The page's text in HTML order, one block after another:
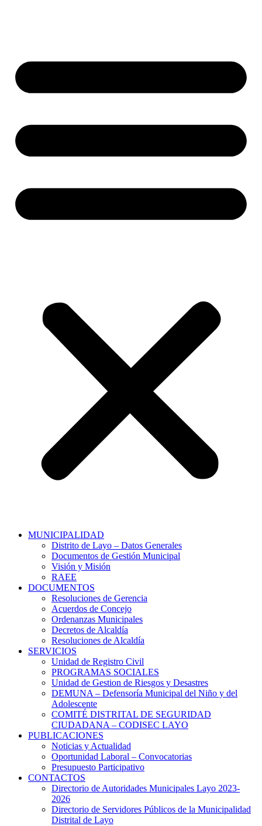
MUNICIPALIDAD
Distrito de Layo – Datos Generales
Documentos de Gestión Municipal
Visión y Misión
RAEE
DOCUMENTOS
Resoluciones de Gerencia
Acuerdos de Concejo
Ordenanzas Municipales
Decretos de Alcaldía
Resoluciones de Alcaldía
SERVICIOS
Unidad de Registro Civil
PROGRAMAS SOCIALES
Unidad de Gestion de Riesgos y Desastres
DEMUNA – Defensoría Municipal del Niño y del
Adolescente
COMITÉ DISTRITAL DE SEGURIDAD
CIUDADANA – CODISEC LAYO
PUBLICACIONES
Noticias y Actualidad
Oportunidad Laboral – Convocatorias
Presupuesto Participativo
CONTACTOS
Directorio de Autoridades Municipales Layo 2023-
2026
Directorio de Servidores Públicos de la Municipalidad
Distrital de Layo